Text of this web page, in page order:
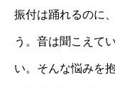
振付は踊れるのに
う。音は聞こえて
い。そんな悩みを